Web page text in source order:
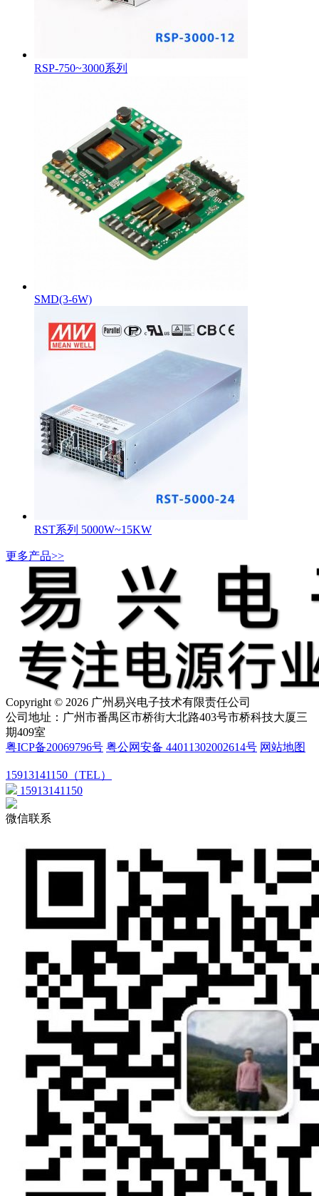
RSP-750~3000系列
SMD(3-6W)
RST系列 5000W~15KW
更多产品>>
Copyright © 2026 广州易兴电子技术有限责任公司
公司地址：广州市番禺区市桥街大北路403号市桥科技大厦三
期409室
粤ICP备20069796号 粤公网安备 44011302002614号 网站地图
15913141150（TEL）
15913141150
微信联系